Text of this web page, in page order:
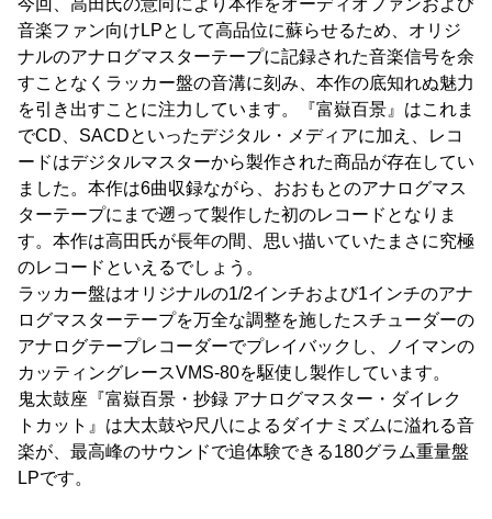
音楽ファン向けLPとして高品位に蘇らせるため、オリジ
ナルのアナログマスターテープに記録された音楽信号を余
すことなくラッカー盤の音溝に刻み、本作の底知れぬ魅力
を引き出すことに注力しています。『富嶽百景』はこれま
でCD、SACDといったデジタル・メディアに加え、レコ
ードはデジタルマスターから製作された商品が存在してい
ました。本作は6曲収録ながら、おおもとのアナログマス
ターテープにまで遡って製作した初のレコードとなりま
す。本作は高田氏が長年の間、思い描いていたまさに究極
のレコードといえるでしょう。
ラッカー盤はオリジナルの1/2インチおよび1インチのアナ
ログマスターテープを万全な調整を施したスチューダーの
アナログテープレコーダーでプレイバックし、ノイマンの
カッティングレースVMS-80を駆使し製作しています。
鬼太鼓座『富嶽百景・抄録 アナログマスター・ダイレク
トカット』は大太鼓や尺八によるダイナミズムに溢れる音
楽が、最高峰のサウンドで追体験できる180グラム重量盤
LPです。